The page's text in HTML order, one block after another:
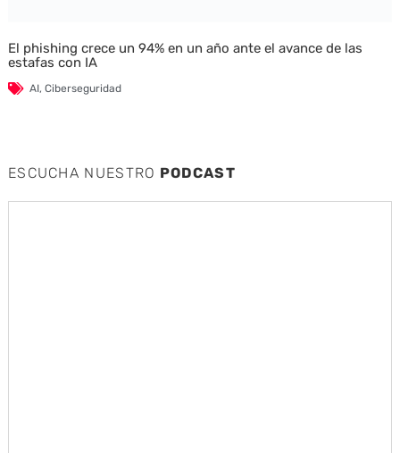
El phishing crece un 94% en un año ante el avance de las
estafas con IA
AI, Ciberseguridad
ESCUCHA NUESTRO PODCAST